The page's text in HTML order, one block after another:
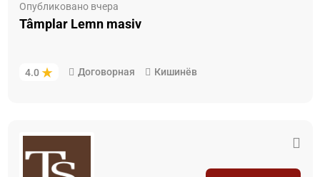
Опубликовано вчера
Tâmplar Lemn masiv
4.0 Договорная Кишинёв